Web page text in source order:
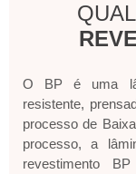
O BP é uma
resistente,
processo de
processo, a
revestimento